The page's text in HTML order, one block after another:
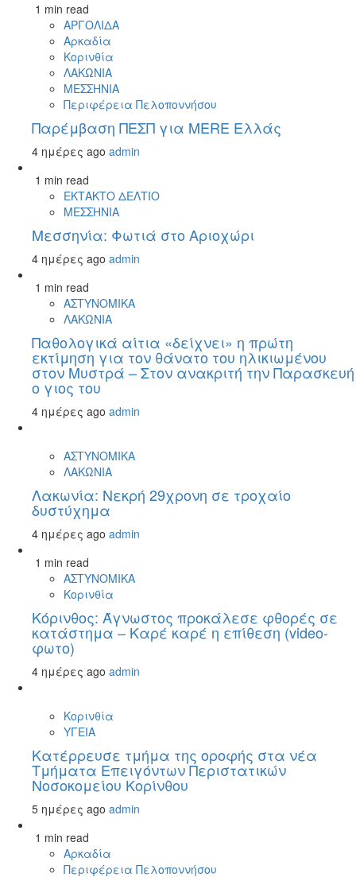
1 min read
ΑΡΓΟΛΙΔΑ
Αρκαδία
Κορινθία
ΛΑΚΩΝΙΑ
ΜΕΣΣΗΝΙΑ
Περιφέρεια Πελοποννήσου
Παρέμβαση ΠΕΣΠ για MERE Ελλάς
4 ημέρες ago admin
1 min read
ΕΚΤΑΚΤΟ ΔΕΛΤΙΟ
ΜΕΣΣΗΝΙΑ
Μεσσηνία: Φωτιά στο Αριοχώρι
4 ημέρες ago admin
1 min read
ΑΣΤΥΝΟΜΙΚΑ
ΛΑΚΩΝΙΑ
Παθολογικά αίτια «δείχνει» η πρώτη
εκτίμηση για τον θάνατο του ηλικιωμένου
στον Μυστρά – Στον ανακριτή την Παρασκευή
ο γιος του
4 ημέρες ago admin
ΑΣΤΥΝΟΜΙΚΑ
ΛΑΚΩΝΙΑ
Λακωνία: Νεκρή 29χρονη σε τροχαίο
δυστύχημα
4 ημέρες ago admin
1 min read
ΑΣΤΥΝΟΜΙΚΑ
Κορινθία
Κόρινθος: Άγνωστος προκάλεσε φθορές σε
κατάστημα – Καρέ καρέ η επίθεση (video-
φωτο)
4 ημέρες ago admin
Κορινθία
ΥΓΕΙΑ
Kατέρρευσε τμήμα της οροφής στα νέα
Τμήματα Επειγόντων Περιστατικών
Νοσοκομείου Κορίνθου
5 ημέρες ago admin
1 min read
Αρκαδία
Περιφέρεια Πελοποννήσου